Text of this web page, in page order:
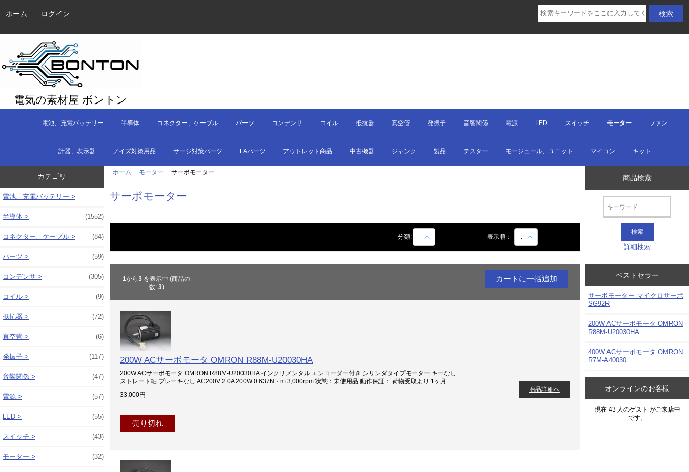
ホーム ログイン
電気の素材屋 ボントン
電池、充電バッテリー 半導体 コネクター、ケーブル パーツ コンデンサ コイル 抵抗器 真空管 発振子 音響関係 電源 LED スイッチ モーター ファン
計器、表示器 ノイズ対策用品 サージ対策パーツ FAパーツ アウトレット商品 中古機器 ジャンク 製品 テスター モージュール、ユニット マイコン キット
カテゴリ
電池、充電バッテリー->
半導体-> (1552)
コネクター、ケーブル-> (84)
パーツ-> (59)
コンデンサ-> (305)
コイル-> (9)
抵抗器-> (72)
真空管-> (6)
発振子-> (117)
音響関係-> (47)
電源-> (57)
LED-> (55)
スイッチ-> (43)
モーター-> (32)
ホーム :: モーター :: サーボモーター
サーボモーター
分類: 表示順：
1から3 を表示中 (商品の
数: 3)
200W ACサーボモータ OMRON R88M-U20030HA
200W ACサーボモータ OMRON R88M-U20030HA インクリメンタル エンコーダー付き シリンダタイプモーター キーなし
ストレート軸 ブレーキなし AC200V 2.0A 200W 0.637N・m 3,000rpm 状態：未使用品 動作保証： 荷物受取より 1ヶ月
33,000円
商品詳細へ
売り切れ
商品検索
詳細検索
ベストセラー
サーボモーター マイクロサーボ
SG92R
200W ACサーボモータ OMRON
R88M-U20030HA
400W ACサーボモータ OMRON
R7M-A40030
オンラインのお客様
現在 43 人のゲスト がご来店中
です。